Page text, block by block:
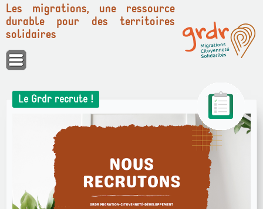
Panneau de gestion des cookies
Les migrations, une ressource
durable pour des territoires
solidaires
Le Grdr recrute !